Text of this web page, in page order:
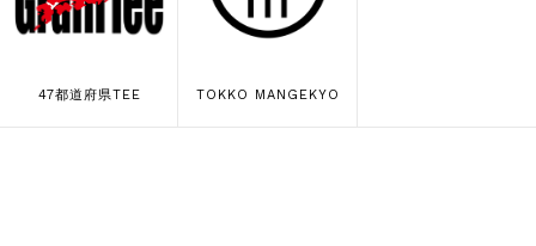
47都道府県TEE TOKKO MANGEKYO